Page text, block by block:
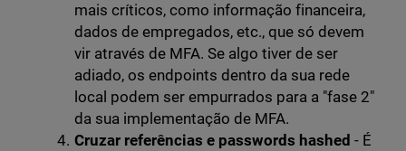
mais críticos, como informação financeira,
dados de empregados, etc., que só devem
vir através de MFA. Se algo tiver de ser
adiado, os endpoints dentro da sua rede
local podem ser empurrados para a "fase 2"
da sua implementação de MFA.
Cruzar referências e passwords hashed - É